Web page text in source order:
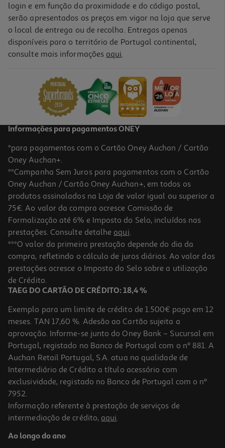
Coloração Olia Garnier Castanho 4.0
4.8 (177)
Coloração Olia Garnier Castanho Claro 5.0
7.79 €/un
7,79 €
Coloração Olia Garnier Castanho Chocolate 4.15
7.79 €/un
login e em função da proximidade e do código postal,
serão apresentados os preços em vigor na loja que serve
o local de entrega ou de recolha. Entregas apenas
disponíveis para o território de Portugal continental,
consulte mais informações aqui.
Informações para pagamentos ONEY
*para pagamentos com o Cartão Oney Auchan / Cartão
Oney Auchan+.
**Campanha Sem Juros para pagamentos com o Cartão
Oney Auchan / Cartão Oney Auchan+, em todos os
produtos assinalados na Loja de valor igual ou superior a
75€. Ao valor da compra acresce Comissão de
Formalização até 6% e Imposto do Selo, incluídos nas
prestações. Consulte detalhe aqui.
***O valor da primeira prestação depende do dia da
compra, refletindo o cálculo de juros diários. Ao valor das
prestações acresce o Imposto do Selo sobre a utilização
de Crédito.
TAEG DO CARTÃO DE CRÉDITO: 18,4 %
Exemplo para um limite de crédito de 1.500€ pago em 12
meses. TAN 17,60 %. Adesão ao Cartão sujeita a
aprovação. Informe-se junto do Oney Bank – Sucursal em
Portugal, registado no Banco de Portugal com o nº 881. A
Auchan Retail Portugal, S.A. atua na qualidade de
Intermediário de Crédito a título acessório com
exclusividade, registado no Banco de Portugal com o nº
7952.
Informação referente à prestação de serviços de
intermediação de crédito, aqui.
Ao longo do ano